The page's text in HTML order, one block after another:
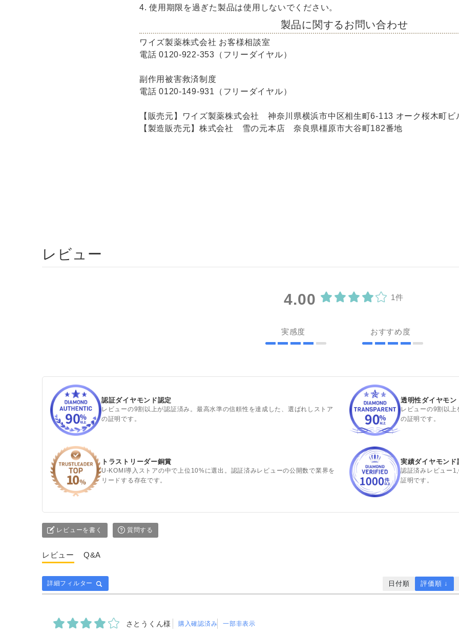
4. 使用期限を過ぎた製品は使用しないでください。
製品に関するお問い合わせ
ワイズ製薬株式会社 お客様相談室
電話 0120-922-353（フリーダイヤル）
副作用被害救済制度
電話 0120-149-931（フリーダイヤル）
【販売元】ワイズ製薬株式会社 神奈川県横浜市中区相生町6-113 オーク桜木町ビ
【製造販売元】株式会社 雪の元本店 奈良県橿原市大谷町182番地
レビュー
4.00 1件
実感度 おすすめ度
認証ダイヤモンド認定
レビューの9割以上が認証済み。最高水準の信頼性を達成した、選ばれしストア
の証明です。
透明性ダイヤモン
レビューの9割以
の証明です。
トラストリーダー銅賞
U-KOMI導入ストアの中で上位10%に選出。認証済みレビューの公開数で業界を
リードする存在です。
実績ダイヤモンド
認証済みレビュー
証明です。
レビューを書く 質問する
レビュー Q&A
詳細フィルター 日付順 評価順 ↓
さとうくん様 購入確認済み 一部非表示